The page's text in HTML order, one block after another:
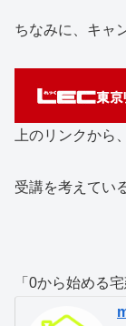
ちなみに、キャ
上のリンクから
受講を考えてい
「0から始める